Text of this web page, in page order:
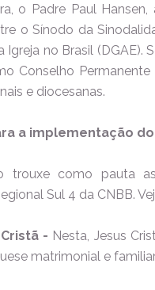
o Padre Paul
o Sínodo da
Igreja no Brasil
Conselho
e diocesanas.
a implementação
trouxe como pauta
Sul 4 da CNBB.
- Nesta, Jesus
matrimonial e